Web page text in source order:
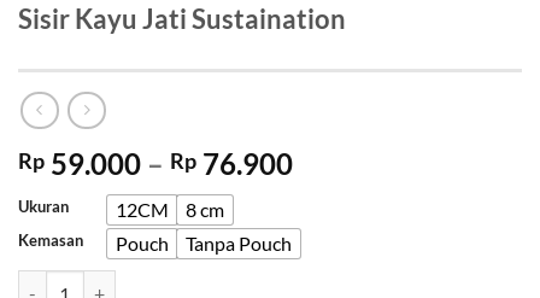
Sisir Kayu Jati Sustaination
Rp 59.000 – Rp 76.900Price
Rp 59.000
through
Ukuran 12CM 8 cm
Kemasan Pouch Tanpa Pouch